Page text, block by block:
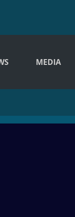
MEDIA